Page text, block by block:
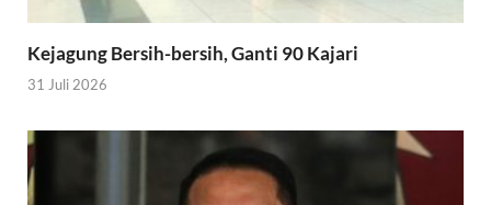
Kejagung Bersih-bersih, Ganti 90 Kajari
31 Juli 2026